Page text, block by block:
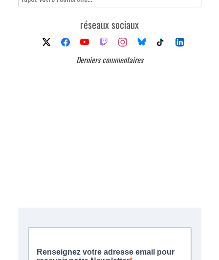
réseaux sociaux
Derniers commentaires